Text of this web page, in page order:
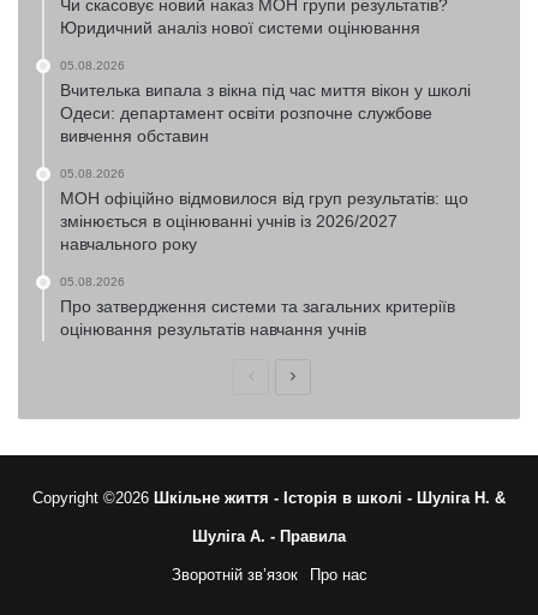
Чи скасовує новий наказ МОН групи результатів?
Юридичний аналіз нової системи оцінювання
05.08.2026
Вчителька випала з вікна під час миття вікон у школі
Одеси: департамент освіти розпочне службове
вивчення обставин
05.08.2026
МОН офіційно відмовилося від груп результатів: що
змінюється в оцінюванні учнів із 2026/2027
навчального року
05.08.2026
Про затвердження системи та загальних критеріїв
оцінювання результатів навчання учнів
ПопередняНаступна
Copyright ©2026 Шкільне життя - Історія в школі - Шуліга Н. &
Шуліга А. - Правила
Зворотній зв’язок Про нас